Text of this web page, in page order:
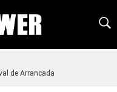
de Arrancada